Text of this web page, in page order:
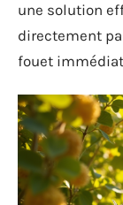
une solution
directement
fouet